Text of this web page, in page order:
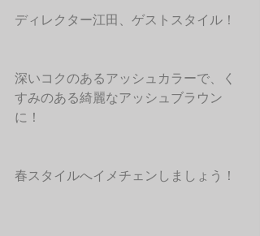
ディレクター江田、ゲストスタイル！
深いコクのあるアッシュカラーで、く
すみのある綺麗なアッシュブラウン
に！
春スタイルへイメチェンしましょう！